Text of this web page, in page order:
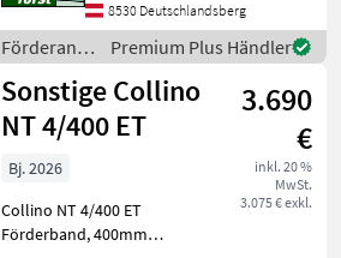
8530 Deutschlandsberg
Förderanlagen
/ Sonstige
Premium Plus Händler
Sonstige Collino
NT 4/400 ET
3.690
€
inkl. 20 %
MwSt.
3.075 € exkl.
Bj. 2026
Collino NT 4/400 ET
Förderband, 400mm